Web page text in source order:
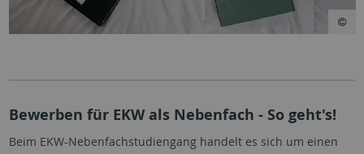
Bewerben für EKW als Nebenfach - So geht's!
Beim EKW-Nebenfachstudiengang handelt es sich um einen